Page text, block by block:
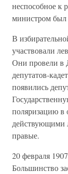
неспособное к
министром
В
участвовали
Они провели в
депутатов-
появились
поляризацию в
действующими
правые.
20 февраля
Большинство